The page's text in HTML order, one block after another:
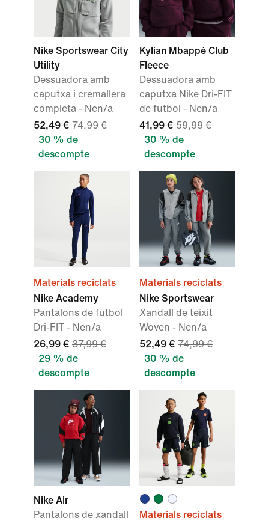
Nike Sportswear City
Utility
Dessuadora amb
caputxa i cremallera
completa - Nen/a
52,49 € 74,99 €
30 % de
descompte
Kylian Mbappé Club
Fleece
Dessuadora amb
caputxa Nike Dri-FIT
de futbol - Nen/a
41,99 € 59,99 €
30 % de
descompte
Materials reciclats
Nike Academy
Pantalons de futbol
Dri-FIT - Nen/a
26,99 € 37,99 €
29 % de
descompte
Materials reciclats
Nike Sportswear
Xandall de teixit
Woven - Nen/a
52,49 € 74,99 €
30 % de
descompte
Nike Air
Pantalons de xandall
Materials reciclats